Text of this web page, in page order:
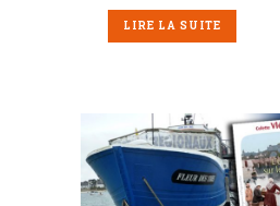
LIRE LA SUITE